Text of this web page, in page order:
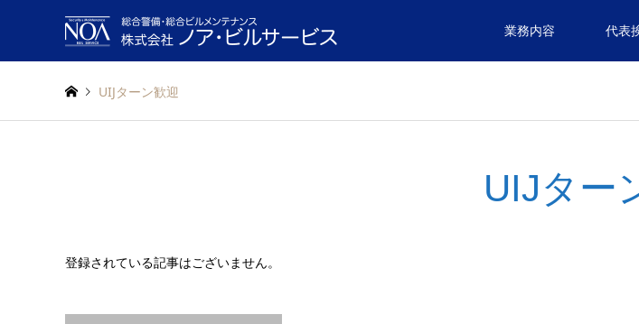
業務内容 代表
UIJターン歓迎
UIJター
登録されている記事はございません。